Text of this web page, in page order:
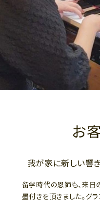
お
我が家に新しい響
留学時代の恩師も、来日
墨付きを頂きました。グ